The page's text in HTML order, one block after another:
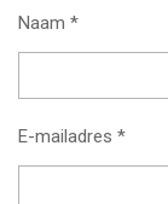
Naam *
E-mailadres *